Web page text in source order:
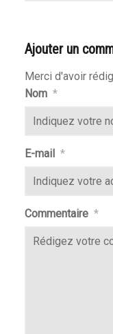
Ajouter un
Merci d'avoir
Nom *
E-mail *
Commentaire *